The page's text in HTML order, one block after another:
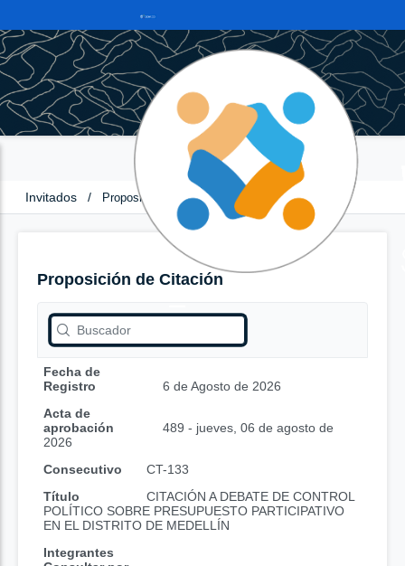
Invitados / Proposición de Citación
Proposición de Citación
Fecha de
Registro
6 de Agosto de 2026
Acta de
aprobación
489 - jueves, 06 de agosto de
2026
Consecutivo
CT-133
Título
CITACIÓN A DEBATE DE CONTROL
POLÍTICO SOBRE PRESUPUESTO PARTICIPATIVO
EN EL DISTRITO DE MEDELLÍN
Integrantes